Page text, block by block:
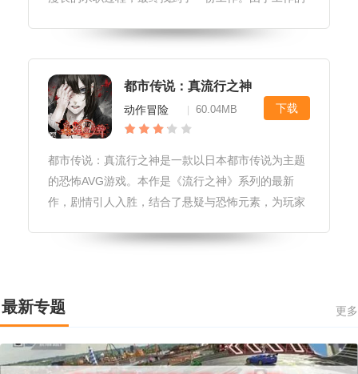
适的人群进行团队合作。同时，你需要不断提升自己
的实力，成为更优秀的职场人士。
都市传说：真流行之神
动作冒险 60.04MB 下载
都市传说：真流行之神是一款以日本都市传说为主题
的恐怖AVG游戏。本作是《流行之神》系列的最新
作，剧情引人入胜，结合了悬疑与恐怖元素，为玩家
在剧情、角色和选择分支方面都有所提升，为玩家带
特，玩家将扮演一名流行歌手或乐队成员，探索各种
神秘的城市传说和恐怖事件。游戏中有
最新专题 更多